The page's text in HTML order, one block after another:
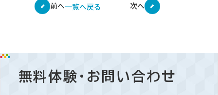
前へ一覧へ戻る 次へ
無料体験・お問い合わせ